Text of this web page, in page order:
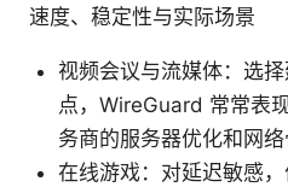
速度、稳定性与实际场景
视频会议与流媒体：选
点，WireGuard 常常表
务商的服务器优化和网络
在线游戏：对延迟敏感